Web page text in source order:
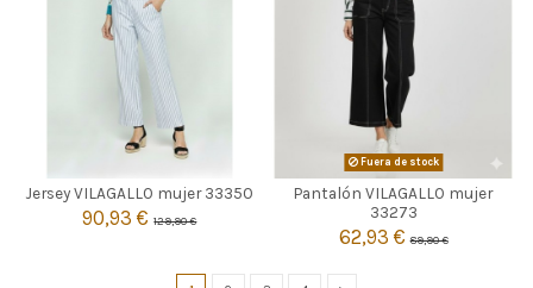
Jersey VILAGALLO mujer 33350
90,93 €129,90 €
MULTICOLOR
M
Fuera de stock
Pantalón VILAGALLO mujer
33273
62,93 €89,90 €
 Agotado